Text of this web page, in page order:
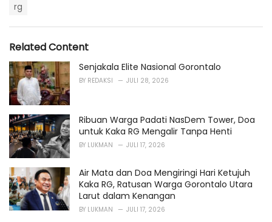
i
e
s
:
rg
Related Content
Senjakala Elite Nasional Gorontalo
BY REDAKSI JULI 28, 2026
Ribuan Warga Padati NasDem Tower, Doa
untuk Kaka RG Mengalir Tanpa Henti
BY LUKMAN JULI 17, 2026
Air Mata dan Doa Mengiringi Hari Ketujuh
Kaka RG, Ratusan Warga Gorontalo Utara
Larut dalam Kenangan
BY LUKMAN JULI 17, 2026